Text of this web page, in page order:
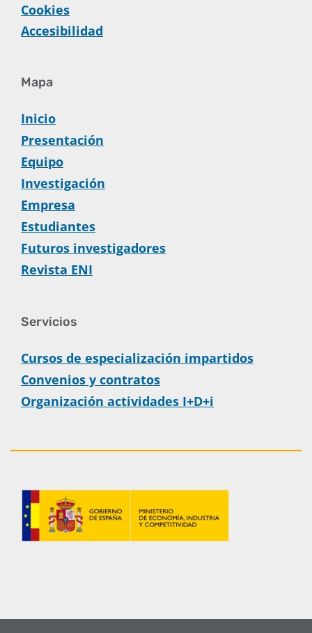
Cookies
Accesibilidad
Mapa
Inicio
Presentación
Equipo
Investigación
Empresa
Estudiantes
Futuros investigadores
Revista ENI
Servicios
Cursos de especialización impartidos
Convenios y contratos
Organización actividades I+D+i